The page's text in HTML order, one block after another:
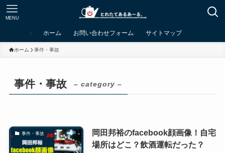
MENU
ホーム お問い合わせフォーム サイトマップ
ホーム 事件・事故
事件・事故 – category –
事件・事故
岡田邦裕のfacebook顔画像！自宅
場所はどこ？飲酒運転だった？